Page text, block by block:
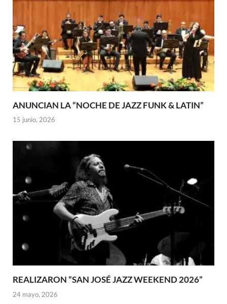
ANUNCIAN LA “NOCHE DE JAZZ FUNK & LATIN”
15 junio, 2026
REALIZARON “SAN JOSÉ JAZZ WEEKEND 2026”
24 mayo, 2026